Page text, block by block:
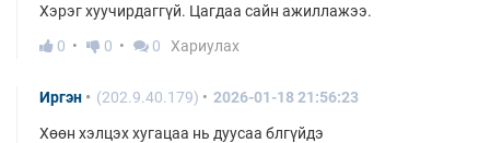
Хэрэг хуучирдаггүй. Цагдаа сайн ажиллажээ.
0
0 0 Хариулах
Иргэн (202.9.40.179) 2026-01-18 21:56:23
Хөөн хэлцэх хугацаа нь дуусаа блгүйдэ